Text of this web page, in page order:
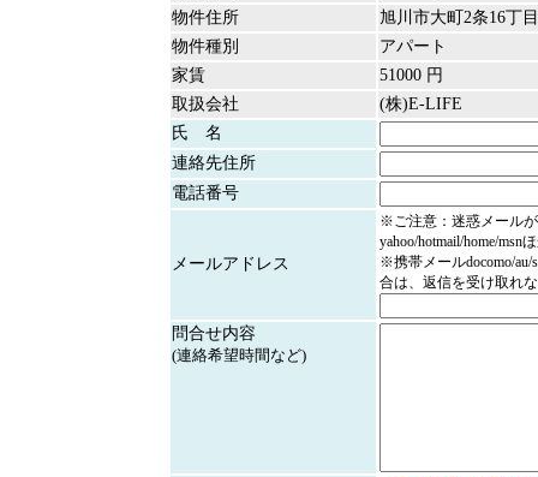
物件住所
旭川市大町2条16丁
物件種別
アパート
家賃
51000 円
取扱会社
(株)E-LIFE
氏 名
連絡先住所
電話番号
メールアドレス
※ご注意：迷惑メール
yahoo/hotmail/home/msn
※携帯メールdocomo/au/
合は、返信を受け取れ
問合せ内容
(連絡希望時間など)